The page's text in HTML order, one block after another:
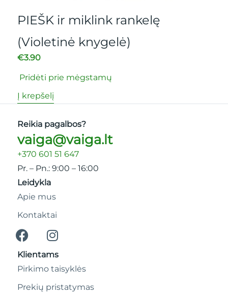
PIEŠK ir miklink rankelę
(Violetinė knygelė)
€3.90
Pridėti prie mėgstamų
Į krepšelį
Reikia pagalbos?
vaiga@vaiga.lt
+370 601 51 647
Pr. – Pn.: 9:00 – 16:00
Leidykla
Apie mus
Kontaktai
Klientams
Pirkimo taisyklės
Prekių pristatymas